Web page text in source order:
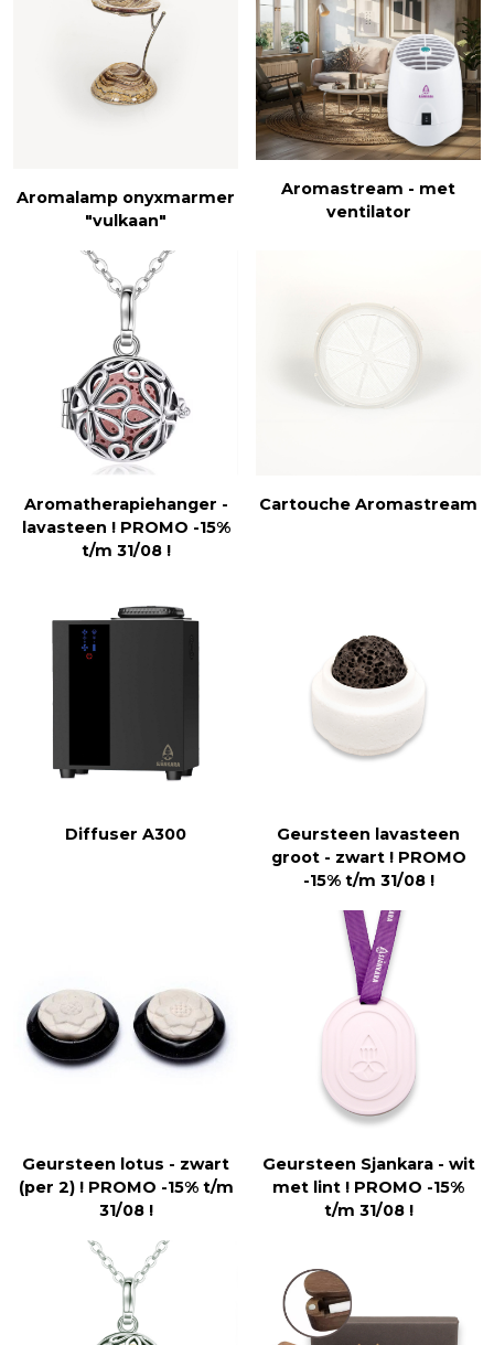
Aromalamp onyxmarmer
"vulkaan"
Aromastream - met
ventilator
Aromatherapiehanger -
lavasteen ! PROMO -15%
t/m 31/08 !
Cartouche Aromastream
Diffuser A300
Geursteen lavasteen
groot - zwart ! PROMO
-15% t/m 31/08 !
Geursteen lotus - zwart
(per 2) ! PROMO -15% t/m
31/08 !
Geursteen Sjankara - wit
met lint ! PROMO -15%
t/m 31/08 !